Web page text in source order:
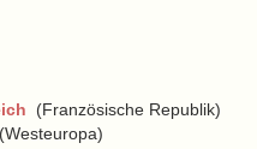
(Französische Republik)